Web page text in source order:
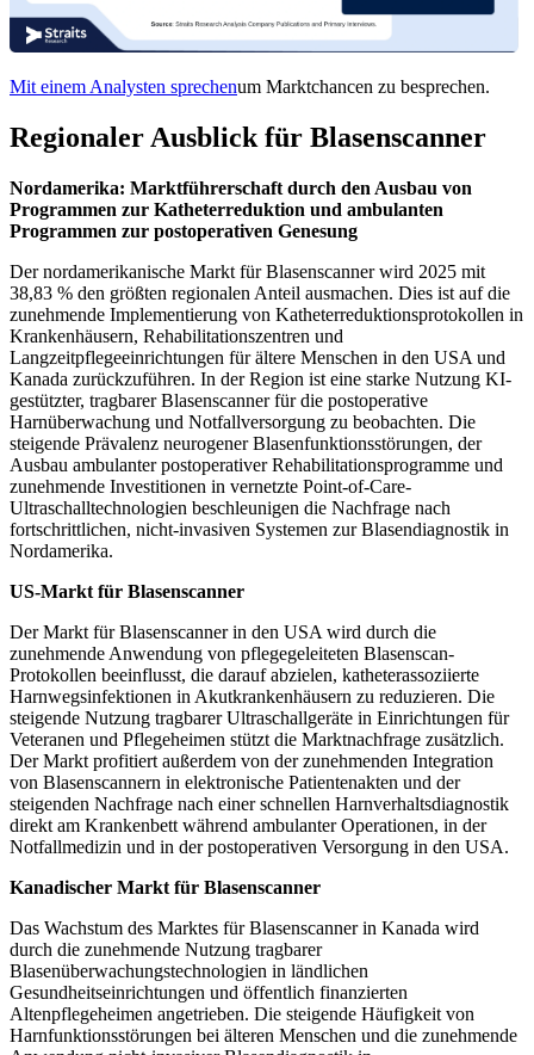
Mit einem Analysten sprechenum Marktchancen zu besprechen.
Regionaler Ausblick für Blasenscanner
Nordamerika: Marktführerschaft durch den Ausbau von
Programmen zur Katheterreduktion und ambulanten
Programmen zur postoperativen Genesung
Der nordamerikanische Markt für Blasenscanner wird 2025 mit
38,83 % den größten regionalen Anteil ausmachen. Dies ist auf die
zunehmende Implementierung von Katheterreduktionsprotokollen in
Krankenhäusern, Rehabilitationszentren und
Langzeitpflegeeinrichtungen für ältere Menschen in den USA und
Kanada zurückzuführen. In der Region ist eine starke Nutzung KI-
gestützter, tragbarer Blasenscanner für die postoperative
Harnüberwachung und Notfallversorgung zu beobachten. Die
steigende Prävalenz neurogener Blasenfunktionsstörungen, der
Ausbau ambulanter postoperativer Rehabilitationsprogramme und
zunehmende Investitionen in vernetzte Point-of-Care-
Ultraschalltechnologien beschleunigen die Nachfrage nach
fortschrittlichen, nicht-invasiven Systemen zur Blasendiagnostik in
Nordamerika.
US-Markt für Blasenscanner
Der Markt für Blasenscanner in den USA wird durch die
zunehmende Anwendung von pflegegeleiteten Blasenscan-
Protokollen beeinflusst, die darauf abzielen, katheterassoziierte
Harnwegsinfektionen in Akutkrankenhäusern zu reduzieren. Die
steigende Nutzung tragbarer Ultraschallgeräte in Einrichtungen für
Veteranen und Pflegeheimen stützt die Marktnachfrage zusätzlich.
Der Markt profitiert außerdem von der zunehmenden Integration
von Blasenscannern in elektronische Patientenakten und der
steigenden Nachfrage nach einer schnellen Harnverhaltsdiagnostik
direkt am Krankenbett während ambulanter Operationen, in der
Notfallmedizin und in der postoperativen Versorgung in den USA.
Kanadischer Markt für Blasenscanner
Das Wachstum des Marktes für Blasenscanner in Kanada wird
durch die zunehmende Nutzung tragbarer
Blasenüberwachungstechnologien in ländlichen
Gesundheitseinrichtungen und öffentlich finanzierten
Altenpflegeheimen angetrieben. Die steigende Häufigkeit von
Harnfunktionsstörungen bei älteren Menschen und die zunehmende